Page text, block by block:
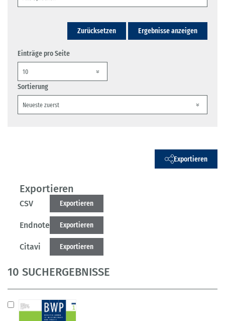
Zurücksetzen Ergebnisse anzeigen
Einträge pro Seite
Sortierung
Exportieren
Exportieren
CSV Exportieren
Endnote Exportieren
Citavi Exportieren
10 SUCHERGEBNISSE